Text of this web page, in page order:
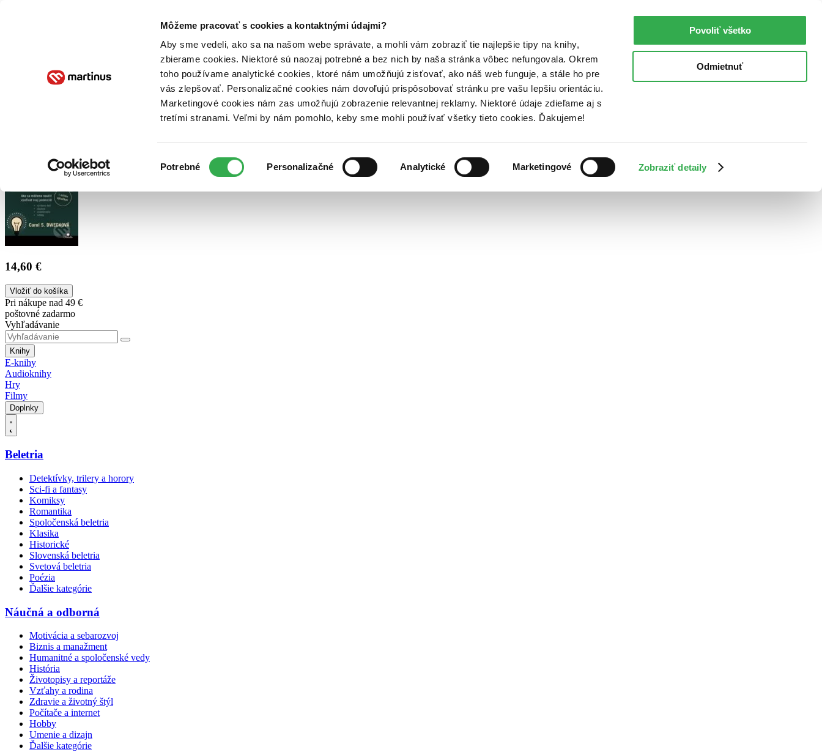
Môžeme pracovať s cookies a kontaktnými údajmi?
Aby sme vedeli, ako sa na našom webe správate, a mohli vám zobraziť tie najlepšie tipy na knihy,
zbierame cookies. Niektoré sú naozaj potrebné a bez nich by naša stránka vôbec nefungovala. Okrem
toho používame analytické cookies, ktoré nám umožňujú zisťovať, ako náš web funguje, a stále ho pre
vás zlepšovať. Personalizačné cookies nám dovoľujú prispôsobovať stránku pre vašu lepšiu orientáciu.
Marketingové cookies nám zas umožňujú zobrazenie relevantnej reklamy. Niektoré údaje zdieľame aj s
tretími stranami. Veľmi by nám pomohlo, keby sme mohli používať všetky tieto cookies. Ďakujeme!
súhlasu
Potrebné Personalizačné Analytické Marketingové Zobraziť detaily
Povoliť všetko
Odmietnuť
Poukážky Kontakt
14,60 €
Vložiť do košíka
Pri nákupe nad 49 €
poštovné zadarmo
Vyhľadávanie
Knihy
E-knihy
Audioknihy
Hry
Filmy
Doplnky
Beletria
Detektívky, trilery a horory
Sci-fi a fantasy
Komiksy
Romantika
Spoločenská beletria
Klasika
Historické
Slovenská beletria
Svetová beletria
Poézia
Ďalšie kategórie
Náučná a odborná
Motivácia a sebarozvoj
Biznis a manažment
Humanitné a spoločenské vedy
História
Životopisy a reportáže
Vzťahy a rodina
Zdravie a životný štýl
Počítače a internet
Hobby
Umenie a dizajn
Ďalšie kategórie